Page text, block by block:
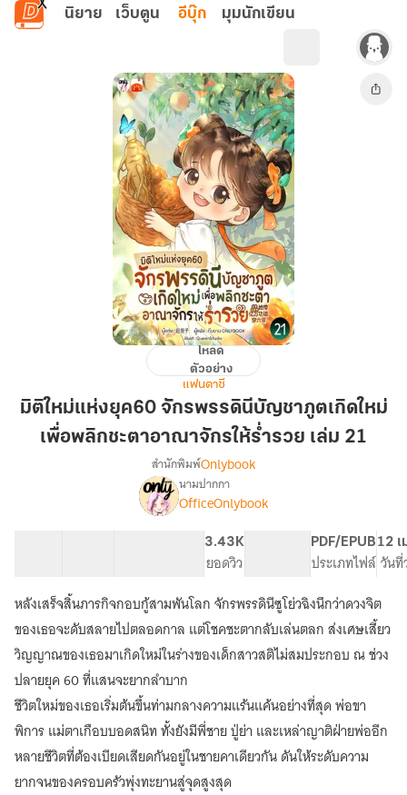
ข้ามไปยังเนื้อหาหลัก
นิยาย เว็บตูน อีบุ๊ก มุมนักเขียน
แห่ง
ยุค60
จักรพรรดิ
บัญชา
เกิด
เพื่อ
พลิก
ชะตา
อาณาจักร
ให้
ร่ำรวย
เล่ม
21
โหลด
ตัวอย่าง
แฟนตาซี
มิติใหม่แห่งยุค60 จักรพรรดินีบัญชาภูตเกิดใหม่
เพื่อพลิกชะตาอาณาจักรให้ร่ำรวย เล่ม 21
เรื่อง
มิติ
ใหม่
แห่ง
ยุค60
จักรพรรดิ
นี
บัญชา
ภูต
เกิด
พลิก
ชะตา
อาณาจักร
ให้
ร่ำรวย
สำนักพิมพ์Onlybook
นามปากกา
OfficeOnlybook
3.43K
ยอดวิว
PDF/EPUB
ประเภทไฟล์
12
วันที่
หลังเสร็จสิ้นภารกิจกอบกู้สามพันโลก จักรพรรดินีซูโย่วฉิงนึกว่าดวงจิต
ของเธอจะดับสลายไปตลอดกาล แต่โชคชะตากลับเล่นตลก ส่งเศษเสี้ยว
วิญญาณของเธอมาเกิดใหม่ในร่างของเด็กสาวสติไม่สมประกอบ ณ ช่วง
ปลายยุค 60 ที่แสนจะยากลำบาก
ชีวิตใหม่ของเธอเริ่มต้นขึ้นท่ามกลางความแร้นแค้นอย่างที่สุด พ่อขา
พิการ แม่ตาเกือบบอดสนิท ทั้งยังมีพี่ชาย ปู่ย่า และเหล่าญาติฝ่ายพ่ออีก
หลายชีวิตที่ต้องเบียดเสียดกันอยู่ในชายคาเดียวกัน ดันให้ระดับความ
ยากจนของครอบครัวพุ่งทะยานสู่จุดสูงสุด